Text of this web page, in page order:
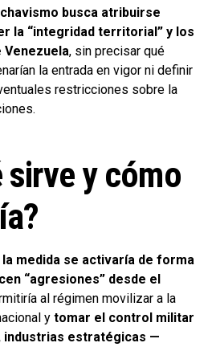
busca atribuirse
la “integridad territorial” y los
Venezuela, sin precisar qué
la entrada en vigor ni definir
restricciones sobre la
sirve y cómo
la medida se activaría de forma
“agresiones” desde el
al régimen movilizar a la
y tomar el control militar
industrias estratégicas —